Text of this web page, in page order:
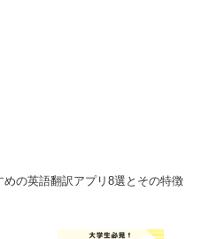
めの英語翻訳アプリ8選とその特徴